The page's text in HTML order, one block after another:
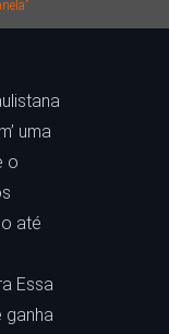
uma
o
até
Essa
ganha